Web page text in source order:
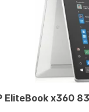
EliteBook x360